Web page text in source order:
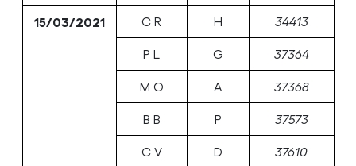
15/03/2021 C R H 34413
P L G 37364
M O A 37368
B B P 37573
C V D 37610